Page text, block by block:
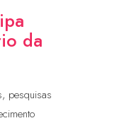
da
pesquisas